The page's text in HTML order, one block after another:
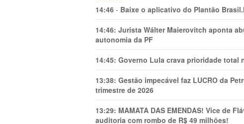
14:46 - Baixe o aplicativo do Plantão
14:46: Jurista Wálter Maierovitch aponta
autonomia da PF
14:45: Governo Lula crava prioridade total
13:38: Gestão impecável faz LUCRO da
trimestre de 2026
13:29: MAMATA DAS EMENDAS! Vice de
auditoria com rombo de R$ 49 milhões!